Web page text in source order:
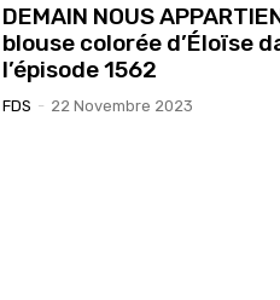
DEMAIN NOUS
blouse colorée d’Éloïse
l’épisode 1562
FDS - 22 Novembre 2023